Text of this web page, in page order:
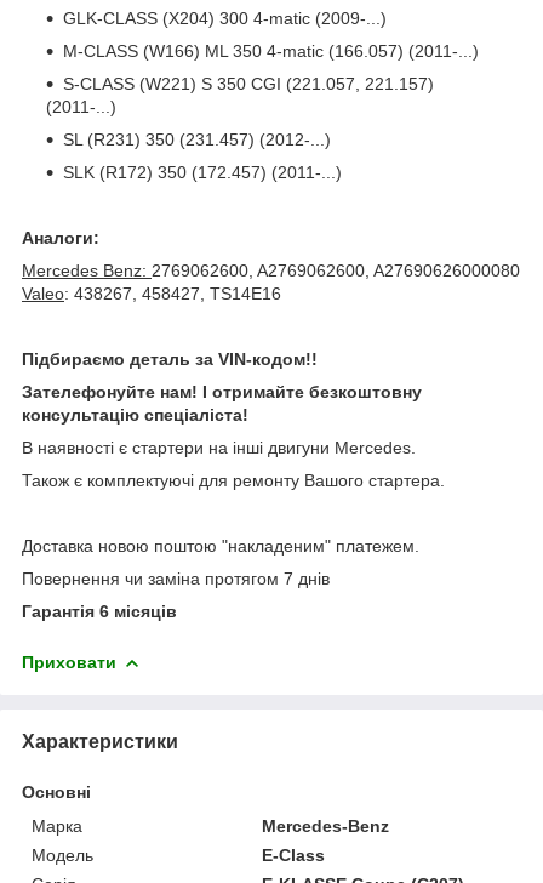
GLK-CLASS (X204) 300 4-matic (2009-...)
M-CLASS (W166) ML 350 4-matic (166.057) (2011-...)
S-CLASS (W221) S 350 CGI (221.057, 221.157)
(2011-...)
SL (R231) 350 (231.457) (2012-...)
SLK (R172) 350 (172.457) (2011-...)
Аналоги:
Mercedes Benz: 2769062600, A2769062600, A27690626000080
Valeo: 438267, 458427, TS14E16
Підбираємо деталь за VIN-кодом!!
Зателефонуйте нам! І отримайте безкоштовну
консультацію спеціаліста!
В наявності є стартери на інші двигуни Mercedes.
Також є комплектуючі для ремонту Вашого стартера.
Доставка новою поштою "накладеним" платежем.
Повернення чи заміна протягом 7 днів
Гарантія 6 місяців
Приховати
Характеристики
Основні
Марка
Mercedes-Benz
Модель
E-Class